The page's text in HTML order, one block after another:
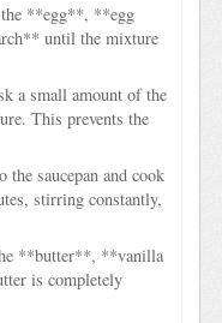
the **egg**, **egg
until the mixture
a small amount of the
This prevents the
saucepan and cook
stirring constantly,
**butter**, **vanilla
is completely